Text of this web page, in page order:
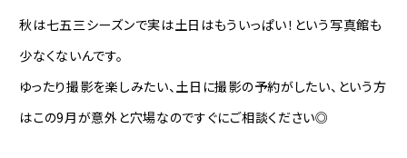
秋は七五三シーズンで実は土日はもういっぱい！という写真館も
少なくないんです。
ゆったり撮影を楽しみたい、土日に撮影の予約がしたい、という方
はこの9月が意外と穴場なのですぐにご相談ください◎